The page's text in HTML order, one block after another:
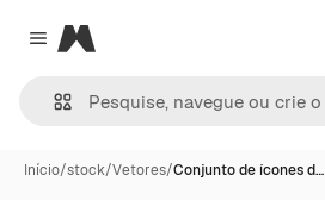
Close menu
Magnific
Início/stock/Vetores/Conjunto de ícones d…